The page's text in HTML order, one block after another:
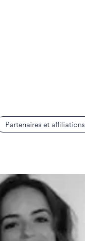
Partenaires et affiliations